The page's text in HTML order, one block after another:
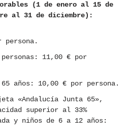
(1 de enero al 15 de
al 31 de diciembre):
persona.
personas: 11,00 € por
65 años: 10,00 € por persona.
«Andalucía Junta 65»,
superior al 33%
y niños de 6 a 12 años: